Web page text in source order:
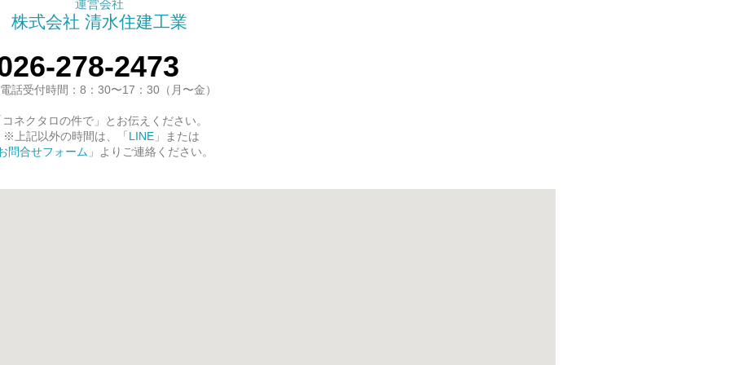
運営会社
株式会社 清水住建工業
278-2473
電話受付時間：8：30〜17：30（月〜金）
コネクタロの件で」とお伝えください。
※上記以外の時間は、「 LINE」または
問合せフォーム 」よりご連絡ください。